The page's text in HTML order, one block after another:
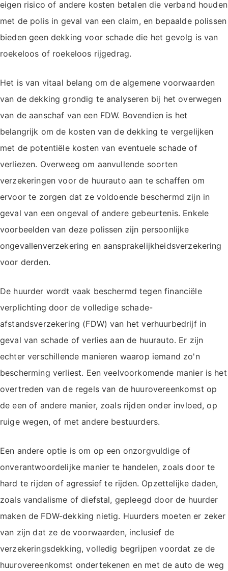
eigen risico of andere kosten betalen die verband houden
met de polis in geval van een claim, en bepaalde polissen
bieden geen dekking voor schade die het gevolg is van
roekeloos of roekeloos rijgedrag.
Het is van vitaal belang om de algemene voorwaarden
van de dekking grondig te analyseren bij het overwegen
van de aanschaf van een FDW. Bovendien is het
belangrijk om de kosten van de dekking te vergelijken
met de potentiële kosten van eventuele schade of
verliezen. Overweeg om aanvullende soorten
verzekeringen voor de huurauto aan te schaffen om
ervoor te zorgen dat ze voldoende beschermd zijn in
geval van een ongeval of andere gebeurtenis. Enkele
voorbeelden van deze polissen zijn persoonlijke
ongevallenverzekering en aansprakelijkheidsverzekering
voor derden.
De huurder wordt vaak beschermd tegen financiële
verplichting door de volledige schade-
afstandsverzekering (FDW) van het verhuurbedrijf in
geval van schade of verlies aan de huurauto. Er zijn
echter verschillende manieren waarop iemand zo'n
bescherming verliest. Een veelvoorkomende manier is het
overtreden van de regels van de huurovereenkomst op
de een of andere manier, zoals rijden onder invloed, op
ruige wegen, of met andere bestuurders.
Een andere optie is om op een onzorgvuldige of
onverantwoordelijke manier te handelen, zoals door te
hard te rijden of agressief te rijden. Opzettelijke daden,
zoals vandalisme of diefstal, gepleegd door de huurder
maken de FDW-dekking nietig. Huurders moeten er zeker
van zijn dat ze de voorwaarden, inclusief de
verzekeringsdekking, volledig begrijpen voordat ze de
huurovereenkomst ondertekenen en met de auto de weg